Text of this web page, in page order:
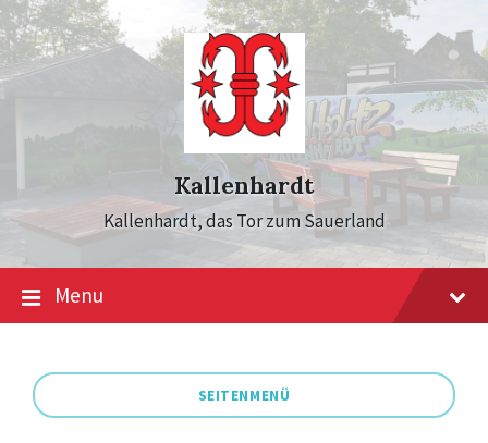
Skip
to
content
Skip
to
main
navigation
Skip
to
footer
Kallenhardt
Kallenhardt, das Tor zum Sauerland
Menu
SEITENMENÜ